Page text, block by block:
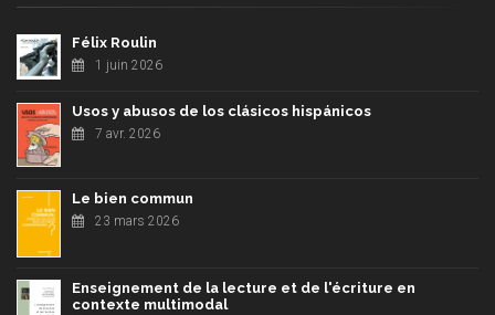
Félix Roulin
1 juin 2026
Usos y abusos de los clásicos hispánicos
7 avr. 2026
Le bien commun
23 mars 2026
Enseignement de la lecture et de l'écriture en
contexte multimodal